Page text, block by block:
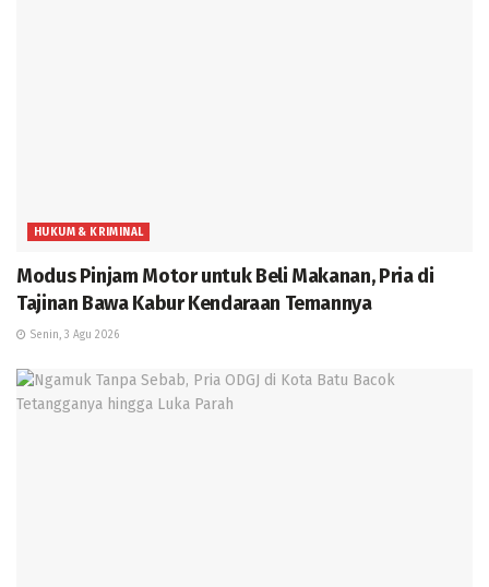
HUKUM & KRIMINAL
Modus Pinjam Motor untuk Beli Makanan, Pria di
Tajinan Bawa Kabur Kendaraan Temannya
Senin, 3 Agu 2026